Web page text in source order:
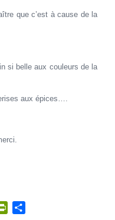
que c’est à cause de la
si belle aux couleurs de la
aux épices….
PrintFriendly